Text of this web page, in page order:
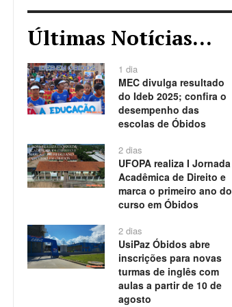
Últimas Notícias...
1 dia
MEC divulga resultado
do Ideb 2025; confira o
desempenho das
escolas de Óbidos
2 dias
UFOPA realiza I Jornada
Acadêmica de Direito e
marca o primeiro ano do
curso em Óbidos
2 dias
UsiPaz Óbidos abre
inscrições para novas
turmas de inglês com
aulas a partir de 10 de
agosto